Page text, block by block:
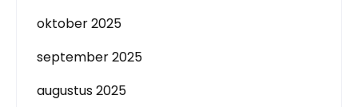
oktober 2025
september 2025
augustus 2025